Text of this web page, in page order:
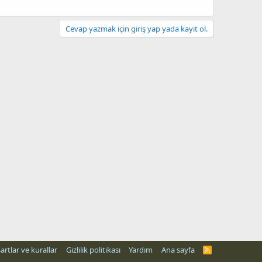
Cevap yazmak için giriş yap yada kayıt ol.
ve kurallar Gizlilik politikası Yardım Ana sayfa
R